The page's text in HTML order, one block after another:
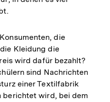
die
Kleidung die
wird dafür bezahlt?
sind Nachrichten
einer Textilfabrik
berichtet wird, bei dem